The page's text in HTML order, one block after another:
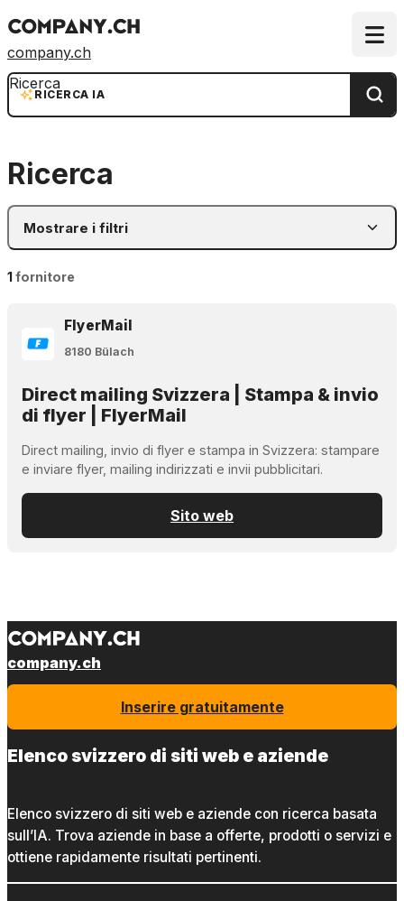
company.ch
RICERCA IA
Ricerca
Ricerca
Mostrare i filtri
1fornitore
FlyerMail
8180 Bülach
Direct mailing Svizzera | Stampa & invio
di flyer | FlyerMail
Direct mailing, invio di flyer e stampa in Svizzera: stampare
e inviare flyer, mailing indirizzati e invii pubblicitari.
Sito web
company.ch
Inserire gratuitamente
Elenco svizzero di siti web e aziende
Elenco svizzero di siti web e aziende con ricerca basata
sull’IA. Trova aziende in base a offerte, prodotti o servizi e
ottiene rapidamente risultati pertinenti.